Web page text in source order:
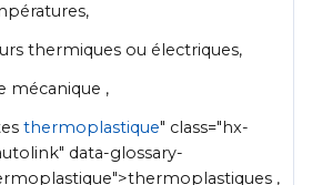
thermiques ou électriques,
mécanique ,
thermoplastique" class="hx-
data-glossary-
,